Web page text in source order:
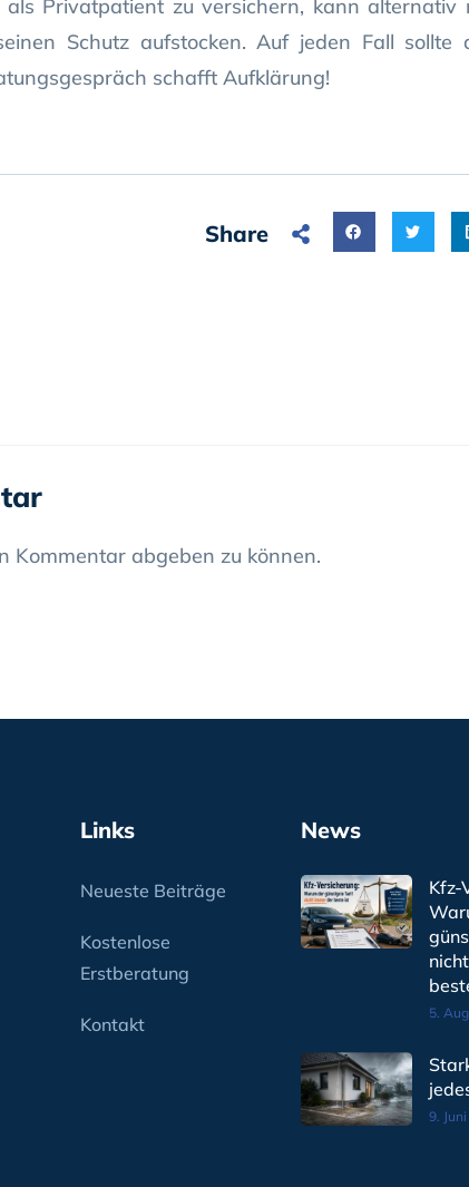
Privatpatient zu versichern, kann alternativ
Schutz aufstocken. Auf jeden Fall sollte
schafft Aufklärung!
Share
Kommentar abgeben zu können.
Links
Neueste Beiträge
Kostenlose
Erstberatung
Kontakt
News
Kfz-
5.
9.